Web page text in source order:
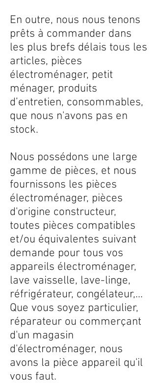
En outre, nous nous tenons
prêts à commander dans
les plus brefs délais tous les
articles, pièces
électroménager, petit
ménager, produits
d’entretien, consommables,
que nous n'avons pas en
stock.
Nous possédons une large
gamme de pièces, et nous
fournissons les pièces
électroménager, pièces
d'origine constructeur,
toutes pièces compatibles
et/ou équivalentes suivant
demande pour tous vos
appareils électroménager,
lave vaisselle, lave-linge,
réfrigérateur, congélateur,...
Que vous soyez particulier,
réparateur ou commerçant
d'un magasin
d'électroménager, nous
avons la pièce appareil qu'il
vous faut.